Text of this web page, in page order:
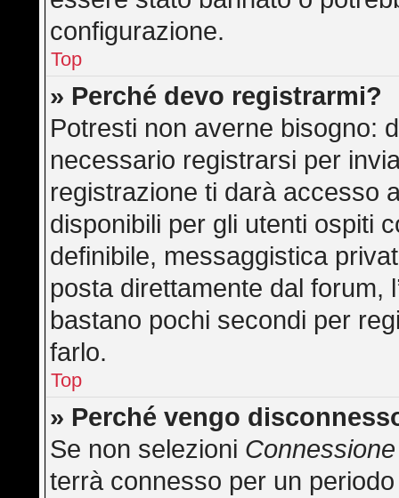
configurazione.
Top
» Perché devo registrarmi?
Potresti non averne bisogno:
necessario registrarsi per
registrazione ti darà accesso
disponibili per gli utenti ospiti
definibile, messaggistica
posta direttamente dal forum,
bastano pochi secondi per
farlo.
Top
» Perché vengo
Se non selezioni
terrà connesso per un